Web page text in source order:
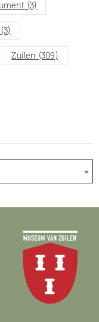
(3)
Zuilen (309)